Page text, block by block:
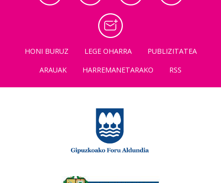
HONI BURUZ LEGE OHARRA
PUBLIZITATEA
ARAUAK
HARREMANETARAKO RSS